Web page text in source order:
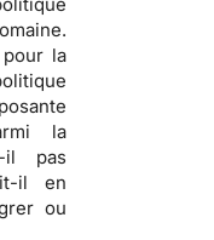
.
la
la
il pas
il en
ou